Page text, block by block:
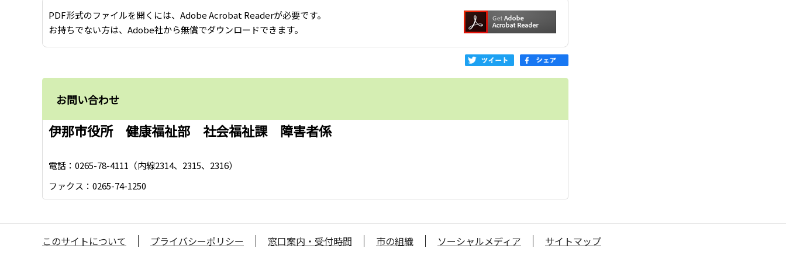
PDF形式のファイルを開くには、Adobe Acrobat Readerが必要です。
お持ちでない方は、Adobe社から無償でダウンロードできます。
お問い合わせ
伊那市役所 健康福祉部 社会福祉課 障害者係
電話：0265-78-4111（内線2314、2315、2316）
ファクス：0265-74-1250
このサイトについて プライバシーポリシー 窓口案内・受付時間 市の組織 ソーシャルメディア サイトマップ